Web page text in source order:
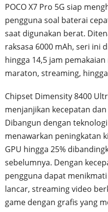
POCO X7 Pro 5G siap
pengguna soal baterai
saat digunakan berat.
raksasa 6000 mAh, seri ini
hingga 14,5 jam
maraton, streaming,
Chipset Dimensity 8400
menjanjikan kecepatan
Dibangun dengan
menawarkan peningkatan
GPU hingga 25%
sebelumnya. Dengan
pengguna dapat
lancar, streaming video
game dengan grafis yang